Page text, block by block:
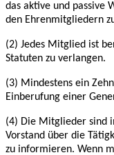
das aktive und passive
den Ehrenmitgliedern
(2) Jedes Mitglied ist
Statuten zu verlangen.
(3) Mindestens ein
Einberufung einer
(4) Die Mitglieder sind
Vorstand über die
zu informieren. Wenn